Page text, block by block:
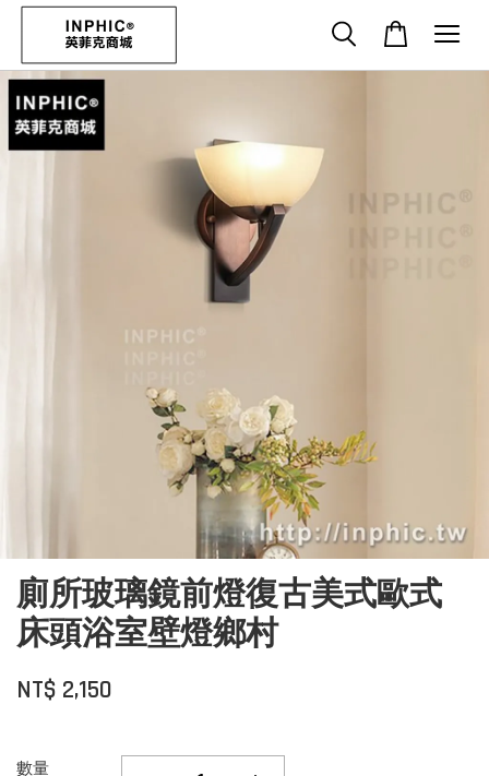
廁所玻璃鏡前燈復古美式歐式
床頭浴室壁燈鄉村
NT$ 2,150
數量